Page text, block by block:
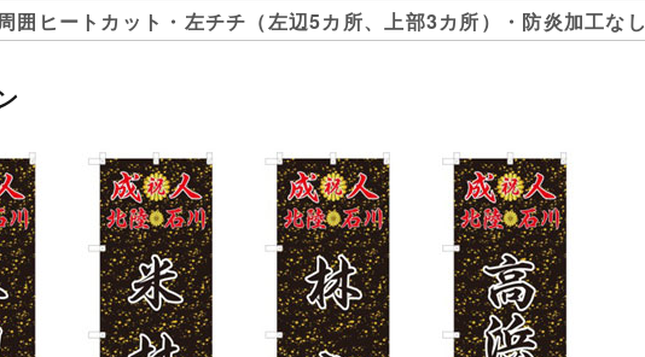
囲ヒートカット・左チチ（左辺5カ所、上部3カ所）・防炎加工なし